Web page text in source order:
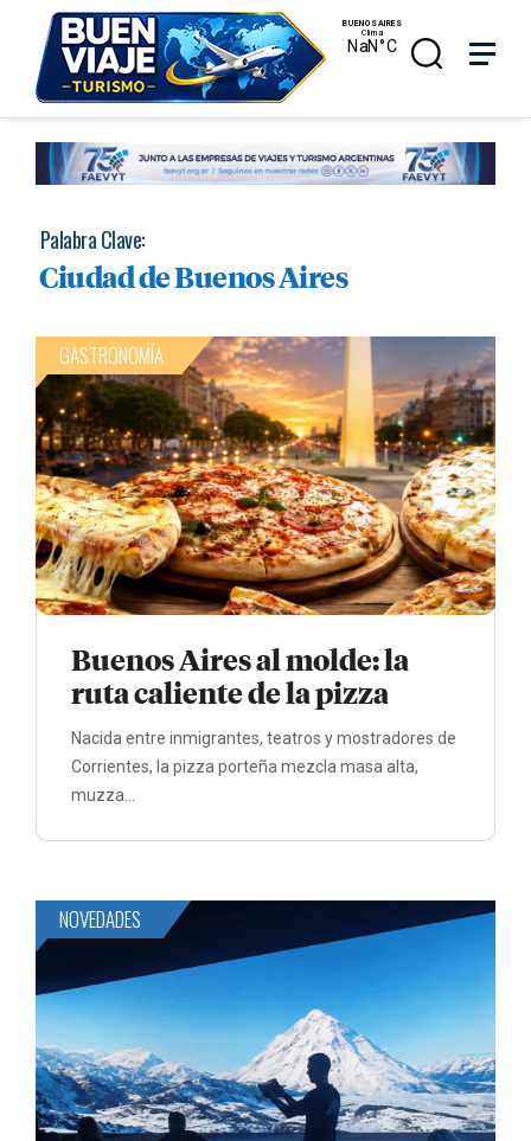
content
Menu
Palabra Clave:
Ciudad de Buenos Aires
GASTRONOMÍA
Buenos Aires al molde: la
ruta caliente de la pizza
Nacida entre inmigrantes, teatros y mostradores de
Corrientes, la pizza porteña mezcla masa alta,
muzza...
NOVEDADES